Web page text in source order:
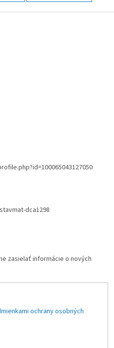
dca1298
zasielať informácie o nových
ochrany osobných